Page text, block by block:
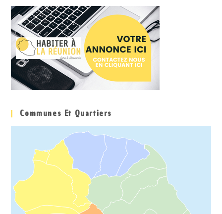
Communes Et Quartiers